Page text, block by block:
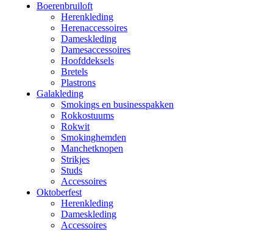
Boerenbruiloft
Herenkleding
Herenaccessoires
Dameskleding
Damesaccessoires
Hoofddeksels
Bretels
Plastrons
Galakleding
Smokings en businesspakken
Rokkostuums
Rokwit
Smokinghemden
Manchetknopen
Strikjes
Studs
Accessoires
Oktoberfest
Herenkleding
Dameskleding
Accessoires